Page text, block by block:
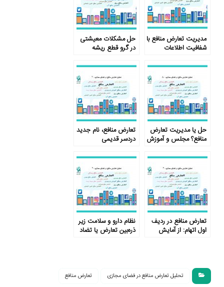
مدیریت تعارض منافع با
شفافیت اطلاعات
حل مشکلات معیشتی
در گرو قطع ریشه
حل یا مدیریت تعارض
منافع؟ مجلس و آموزش
کاربران
تعارض منافع، نام جدید
دردسر قدیمی
تعارض منافع در ردیف
اول اتهام: از آمایش
نظام دارو و سلامت زیر
ذره‌بین تعارض یا تضاد
تحلیل تعارض منافع در فضای مجازی تعارض منافع